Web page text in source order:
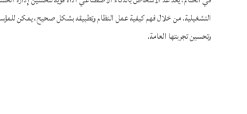
التشغيلية. من خلال فهم كيفية عمل النظام وتطبيقه بشكل صحيح، يمكن
وتحسين تجربتها العامة.